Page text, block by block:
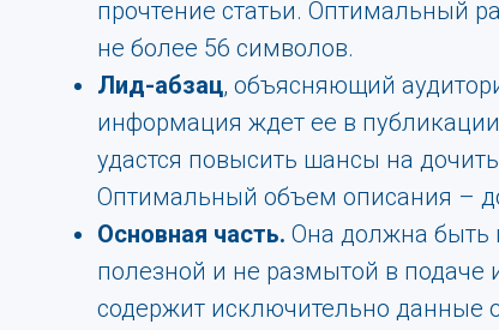
прочтение статьи. Оптимальный
не более 56 символов.
Лид-абзац, объясняющий
информация ждет ее в
удастся повысить шансы на
Оптимальный объем описания –
Основная часть. Она должна быть
полезной и не размытой в подаче
содержит исключительно данные